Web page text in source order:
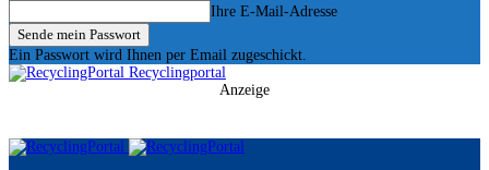
Ihre E-Mail-Adresse
Ein Passwort wird Ihnen per Email zugeschickt.
Recyclingportal
Anzeige